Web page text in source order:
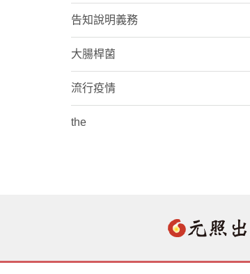
告知說明義務
大腸桿菌
流行疫情
the